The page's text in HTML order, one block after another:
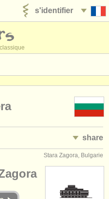
s'identifier
share
Stara Zagora, Bulgarie